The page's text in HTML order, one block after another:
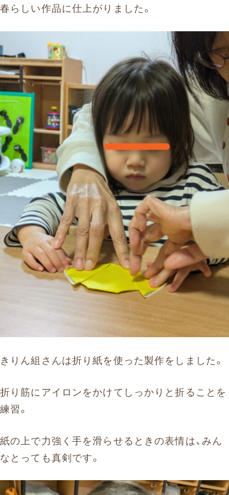
春らしい作品に仕上がりました。
きりん組さんは折り紙を使った製作をしました。
折り筋にアイロンをかけてしっかりと折ることを
練習。
紙の上で力強く手を滑らせるときの表情は、みん
なとっても真剣です。